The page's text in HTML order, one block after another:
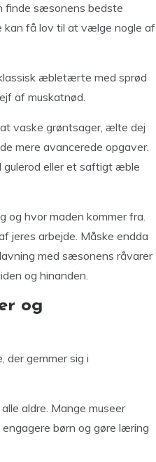
finde sæsonens bedste
kan få lov til at vælge nogle af
æbletærte med sprød
af muskatnød.
vaske grøntsager, ælte dej
mere avancerede opgaver.
gulerod eller et saftigt æble
og hvor maden kommer fra.
jeres arbejde. Måske endda
med sæsonens råvarer
og hinanden.
og
der gemmer sig i
aldre. Mange museer
børn og gøre læring